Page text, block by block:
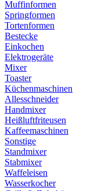
Muffinformen
Springformen
Tortenformen
Bestecke
Einkochen
Elektrogeräte
Mixer
Toaster
Küchenmaschinen
Allesschneider
Handmixer
Heißluftfriteusen
Kaffeemaschinen
Sonstige
Standmixer
Stabmixer
Waffeleisen
Wasserkocher